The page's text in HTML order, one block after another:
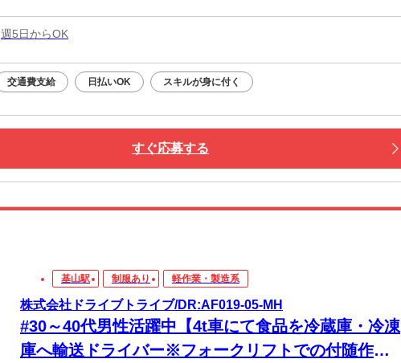
週5日からOK
交通費支給 日払いOK スキルが身に付く
すぐ応募する
基山駅 制服あり 軽作業・製造系
株式会社ドライブトライブ/DR:AF019-05-MH
#30～40代男性活躍中【4t車にて食品を冷蔵庫・冷凍
庫へ輸送ドライバー※フォークリフトでの付随作業